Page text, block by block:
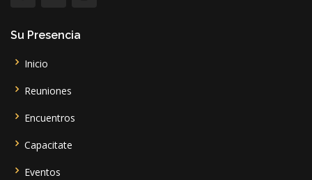
Su Presencia
Inicio
Reuniones
Encuentros
Capacitate
Eventos